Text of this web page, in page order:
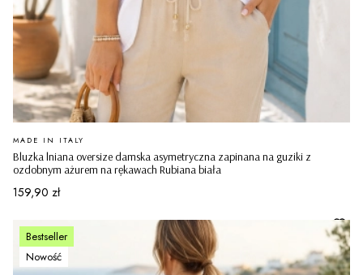
Bluzka lniana oversize damska asymetryczna zapinana na guziki z
ozdobnym ażurem na rękawach Rubiana biała
PRODUCENT
MADE IN ITALY
Cena
159,90 zł
Bestseller
Nowość